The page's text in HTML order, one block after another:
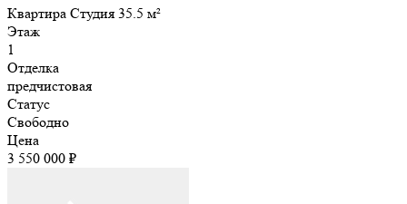
Квартира Студия 35.5 м²
Этаж
1
Отделка
предчистовая
Статус
Свободно
Цена
3 550 000 ₽